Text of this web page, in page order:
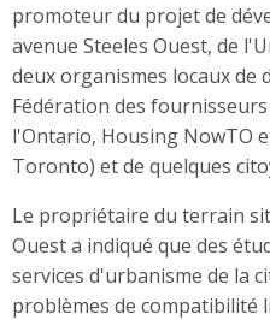
promoteur du projet de
avenue Steeles Ouest, de
deux organismes locaux de
Fédération des
l'Ontario, Housing NowTO
Toronto) et de quelques
Le propriétaire du terrain
Ouest a indiqué que des
services d'urbanisme de la
problèmes de compatibilité